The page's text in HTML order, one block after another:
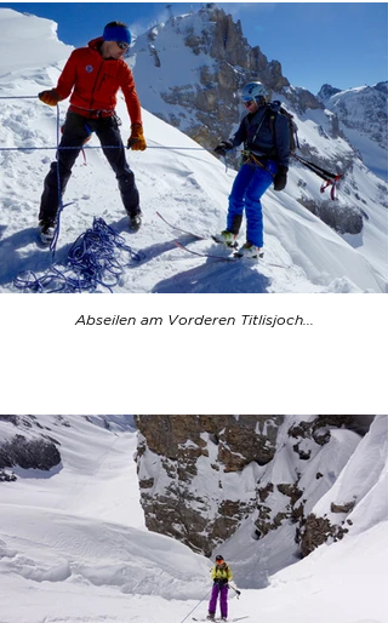
Abseilen am Vorderen Titlisjoch...